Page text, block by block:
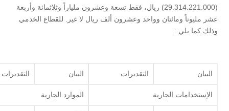
(29.314.221.000) ريال، فقط تسعة وعشرون ملياراً وثلاثمائة وأربعة
عشر مليوناً ومائتان وواحد وعشرون ألف ريال لا غير. للقطاع الخدمي
وذلك كما يلي :
البيان التقديرات البيان التقديرات
الإستخدامات الجارية الموارد الجارية